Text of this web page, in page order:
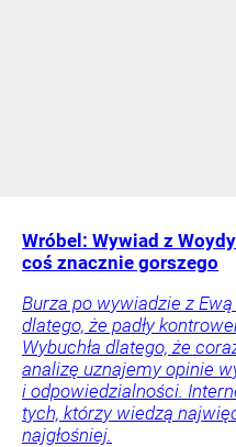
Wróbel: Wywiad z
coś znacznie gorszego
Burza po wywiadzie z Ewą
dlatego, że padły
Wybuchła dlatego, że
analizę uznajemy opinie
i odpowiedzialności.
tych, którzy wiedzą
najgłośniej.